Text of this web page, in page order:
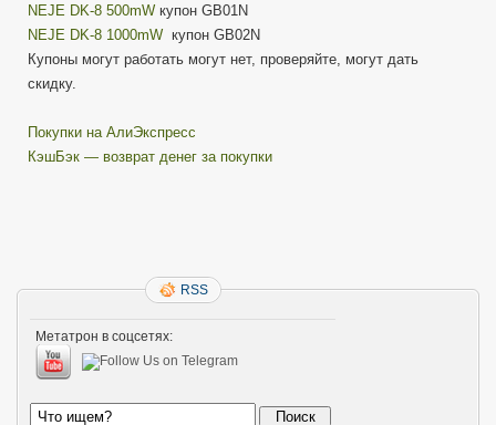
NEJE DK-8 500mW купон GB01N
NEJE DK-8 1000mW купон GB02N
Купоны могут работать могут нет, проверяйте, могут дать
скидку.
Покупки на АлиЭкспресс
КэшБэк — возврат денег за покупки
RSS
Метатрон в соцсетях: